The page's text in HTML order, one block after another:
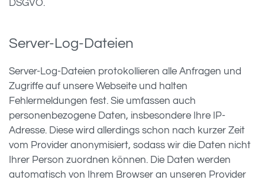
DSGVO.
Server-Log-Dateien
Server-Log-Dateien protokollieren alle Anfragen und
Zugriffe auf unsere Webseite und halten
Fehlermeldungen fest. Sie umfassen auch
personenbezogene Daten, insbesondere Ihre IP-
Adresse. Diese wird allerdings schon nach kurzer Zeit
vom Provider anonymisiert, sodass wir die Daten nicht
Ihrer Person zuordnen können. Die Daten werden
automatisch von Ihrem Browser an unseren Provider